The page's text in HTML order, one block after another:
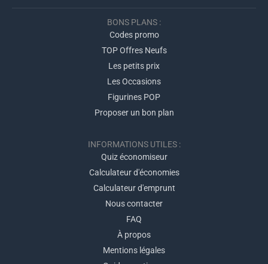
BONS PLANS :
Codes promo
TOP Offres Neufs
Les petits prix
Les Occasions
Figurines POP
Proposer un bon plan
INFORMATIONS UTILES :
Quiz économiseur
Calculateur d'économies
Calculateur d'emprunt
Nous contacter
FAQ
À propos
Mentions légales